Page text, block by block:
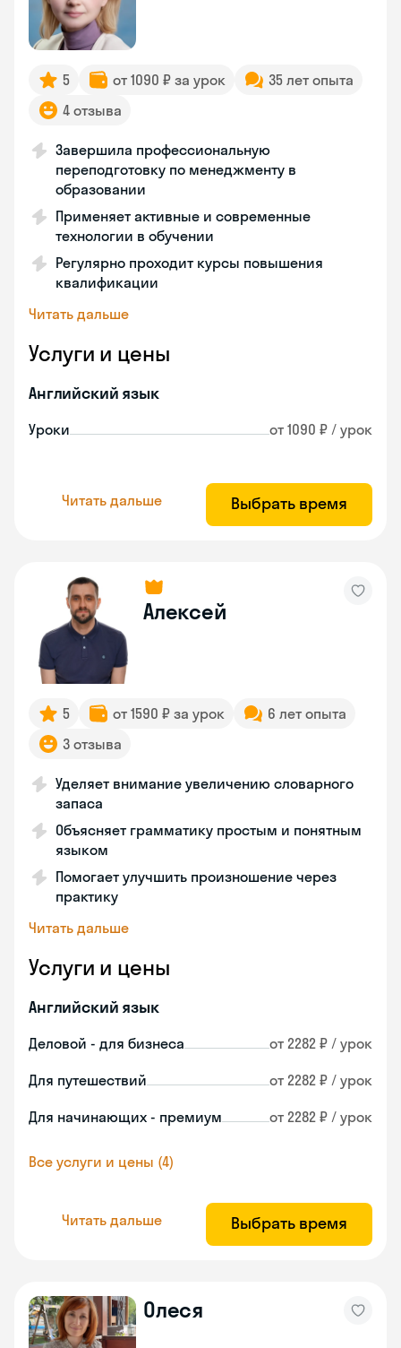
5 от 1090 ₽ за урок
35 лет опыта
4 отзыва
Завершила профессиональную
переподготовку по менеджменту в
образовании
Применяет активные и современные
технологии в обучении
Регулярно проходит курсы повышения
квалификации
Читать дальше
Услуги и цены
Английский язык
Уроки от 1090 ₽ / урок
Читать дальше Выбрать время
Алексей
5 от 1590 ₽ за урок
6 лет опыта
3 отзыва
Уделяет внимание увеличению словарного
запаса
Объясняет грамматику простым и понятным
языком
Помогает улучшить произношение через
практику
Читать дальше
Услуги и цены
Английский язык
Деловой - для бизнеса от 2282 ₽ / урок
Для путешествий от 2282 ₽ / урок
Для начинающих - премиум от 2282 ₽ / урок
Все услуги и цены (4)
Читать дальше Выбрать время
Олеся